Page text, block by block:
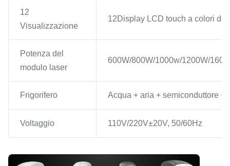
12
Visualizzazione
12Display LCD touch a colori da
Potenza del
modulo laser
600W/800W/1000w/1200W/
Frigorifero Acqua + aria + semiconduttore +
Voltaggio 110V/220V±20V, 50/60Hz